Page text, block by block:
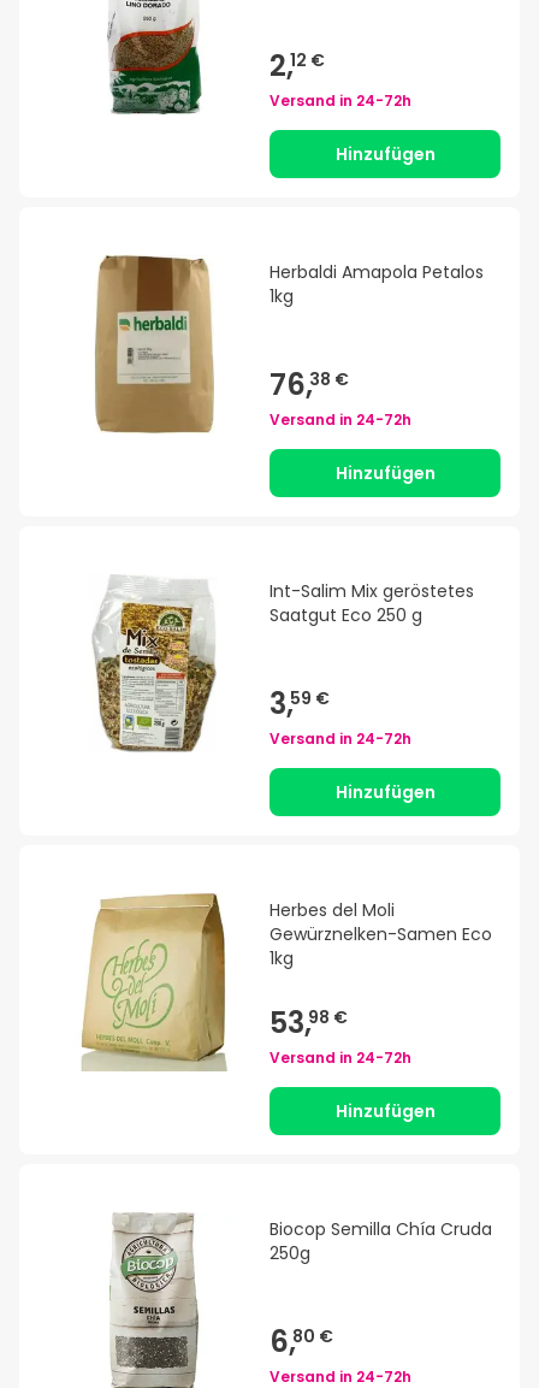
2,12 €
Versand in 24-72h
Hinzufügen
Herbaldi Amapola Petalos
1kg
76,38 €
Versand in 24-72h
Hinzufügen
Int-Salim Mix geröstetes
Saatgut Eco 250 g
3,59 €
Versand in 24-72h
Hinzufügen
Herbes del Moli
Gewürznelken-Samen Eco
1kg
53,98 €
Versand in 24-72h
Hinzufügen
Biocop Semilla Chía Cruda
250g
6,80 €
Versand in 24-72h